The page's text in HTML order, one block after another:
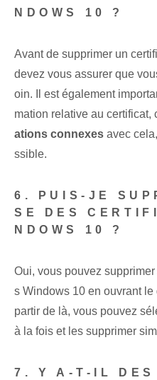
NDOWS 10 ?
Avant de supprimer un
devez vous assurer que
oin. Il est également
mation relative au certificat,
ations connexes avec
ssible.
6. PUIS-JE
SE DES
NDOWS 10 ?
Oui, vous pouvez
s Windows 10 en ouvrant
partir de là, vous pouvez
à la fois et les supprimer
7. Y A-T-IL DES